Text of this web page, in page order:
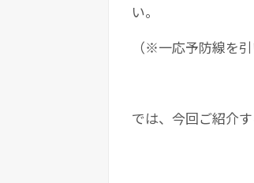
い。
（※一応予防線を引
では、今回ご紹介す